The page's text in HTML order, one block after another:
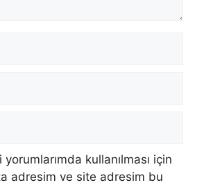
kullanılması için
adresim ve site adresim bu